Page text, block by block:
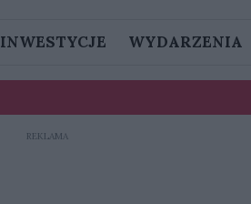
INWESTYCJE WYDARZENIA
REKLAMA